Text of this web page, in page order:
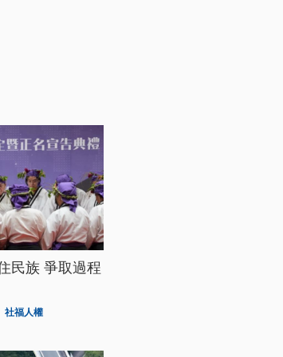
民族 爭取過程
社福人權